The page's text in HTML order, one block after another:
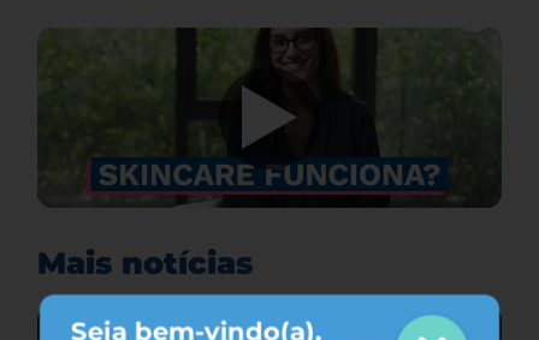
Seja bem-vindo(a),
Mais notícias